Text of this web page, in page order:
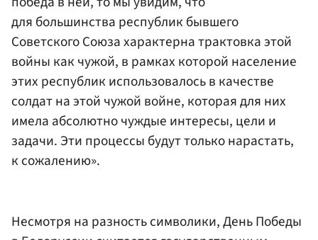
для большинства республик бывшего
Советского Союза характерна трактовка этой
войны как чужой, в рамках которой население
этих республик использовалось в качестве
солдат на этой чужой войне, которая для них
имела абсолютно чуждые интересы, цели и
задачи. Эти процессы будут только нарастать,
к сожалению».
Несмотря на разность символики, День Победы